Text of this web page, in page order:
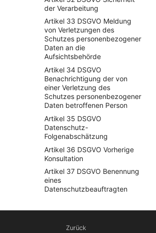
der Verarbeitung
Artikel 33 DSGVO Meldung
von Verletzungen des
Schutzes personenbezogener
Daten an die
Aufsichtsbehörde
Artikel 34 DSGVO
Benachrichtigung der von
einer Verletzung des
Schutzes personenbezogener
Daten betroffenen Person
Artikel 35 DSGVO
Datenschutz-
Folgenabschätzung
Artikel 36 DSGVO Vorherige
Konsultation
Artikel 37 DSGVO Benennung
eines
Datenschutzbeauftragten
des Datenschutzbeauftragten
Artikel 39 DSGVO Aufgaben
Zurück